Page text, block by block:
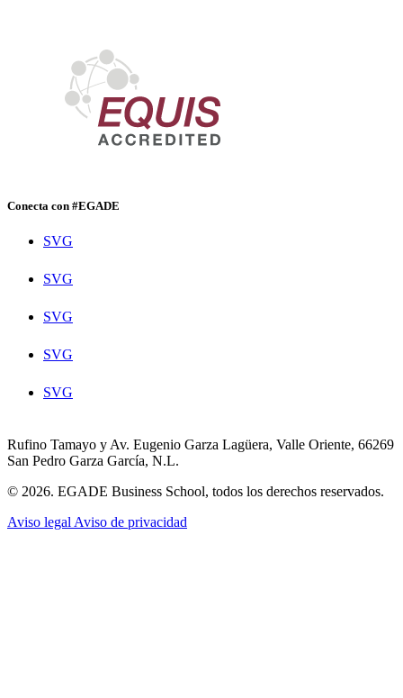
Conecta con #EGADE
SVG
SVG
SVG
SVG
SVG
Rufino Tamayo y Av. Eugenio Garza Lagüera, Valle Oriente, 66269
San Pedro Garza García, N.L.
© 2026. EGADE Business School, todos los derechos reservados.
Aviso legal Aviso de privacidad